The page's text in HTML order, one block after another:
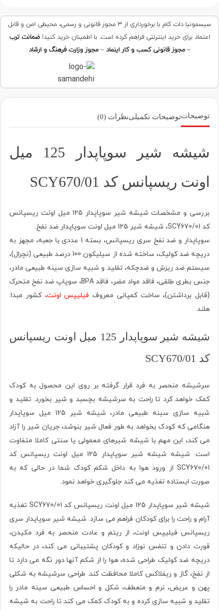
سیسمونیا دات کام با برخورداری از ۳ مجوز قانونی و رسمی، محیطی امن و قابل
اعتماد برای خرید اینترنتی فراهم کرده است. با اطمینان خرید کنید!ضمانت ترب
–مجوز قانونی کسب و کار اینماد –مجوز وزارت فرهنگ و ارشاد
توضیحاتتوضیحات تکمیلینظرات (0)
شیشه شیر سوپاپدار 125 میل
اونت ریسپانس کد SCY670/01
بررسی و مشخصات شیشه شیر سوپاپدار 125 میل اونت ریسپانس
کد SCY670/01، شیشه شیر 125 میل اونت سوپاپدار ضد نفخ.
سوپاپدار و ضد نفخ سری ریسپانس، بسته 1 عددی با جعبه، مجهز به
دریچه ضد کولیک، ساخته شده از سیلیکون 100 درصد طبیعی (نچرال)،
سیستم ضد ریزش و ضدچکه، تقلید و شبیه سازی سینه طبیعی مادر،
جنس بطری طلقی، فاقد مواد مضر، فاقد BPA، سوپاپ ضد نفخ متحرک
(قابل برداشتن)، ساخت کمپانی معروف فیلیپس اونت، کشور مبدا:
هلند.
شیشه شیر سوپاپدار 125 میل اونت ریسپانس
کد SCY670/01
سرشیشه منحصر به فرد قرار گرفته بر روی این محصول به کودک
کمک خواهد کرد تا راحت به سرشیشه بچسبد و شیر بخورد. تقلید و
شبیه سازی
سینه طبیعی مادر، شیشه شیر 125 میل سوپاپدار
هنگامی که کودک بخواهد به طور فعال شیر بنوشد، جریان شیر را آزاد
می کند، این مهم با شیشه شیرهای معمولی یا سنتی کاملا متفاوت
است. شیشه شیشه شیر سوپاپدار 125 میل اونت ریسپانس کد
SCY670/01 از ورود هوا به داخل شکم کودک شما در حالی که به
صورت ایستاده تغذیه می کند جلوگیری خواهد نمود.
شیشه شیر سوپاپدار 125 میل اونت ریسپانس کد SCY670/01 تغذیه
آرام و راحت را برای کودکان فراهم می سازد. شیشه شیر سوپاپدار سری
ریسپانس فیلیپس اونت، از ریتم و عادت منحصر به فرد مکیدن،
قورت دادن و تنفس نوزاد و کودکان پشتیبانی می کند، در حالیکه
دریچه ضد کولیک طراحی شده، هوا را از شکم آنها دور نگه می دارد تا
از نفخ، گاز و ریفلاکس کاملا محافظت کند. طراحی سرشیشه به شکلی
پهن و عریض، نرم و منعطف، شکل و احساس طبیعی سینه مادر را
تقلید و شبیه سازی کرده و به کودک کمک می کند تا راحت به شیشه